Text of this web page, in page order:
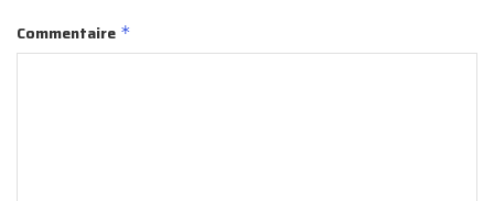
Commentaire *